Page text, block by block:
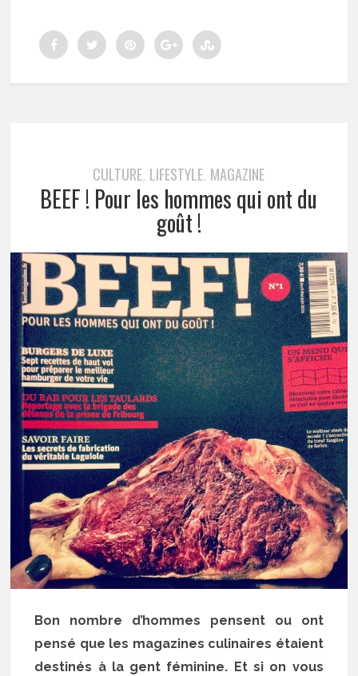
CULTURE, LIFESTYLE, MAGAZINE
BEEF ! Pour les hommes qui ont du
goût !
Bon nombre d’hommes pensent ou ont
pensé que les magazines culinaires étaient
destinés à la gent féminine. Et si on vous